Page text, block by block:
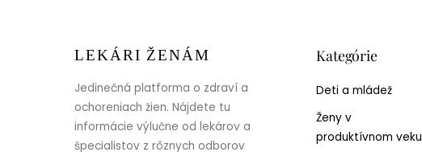
LEKÁRI ŽENÁM
Jedinečná platforma o zdraví a
ochoreniach žien. Nájdete tu
informácie výlučne od lekárov a
špecialistov z rôznych odborov
Kategórie
Deti a mládež
Ženy v
produktívnom veku